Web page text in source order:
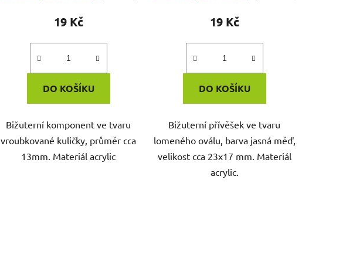
19 Kč
DO KOŠÍKU
Bižuterní komponent ve tvaru
vroubkované kuličky, průměr cca
13mm. Materiál acrylic
19 Kč
DO KOŠÍKU
Bižuterní přívěšek ve tvaru
lomeného oválu, barva jasná měď,
velikost cca 23x17 mm. Materiál
acrylic.